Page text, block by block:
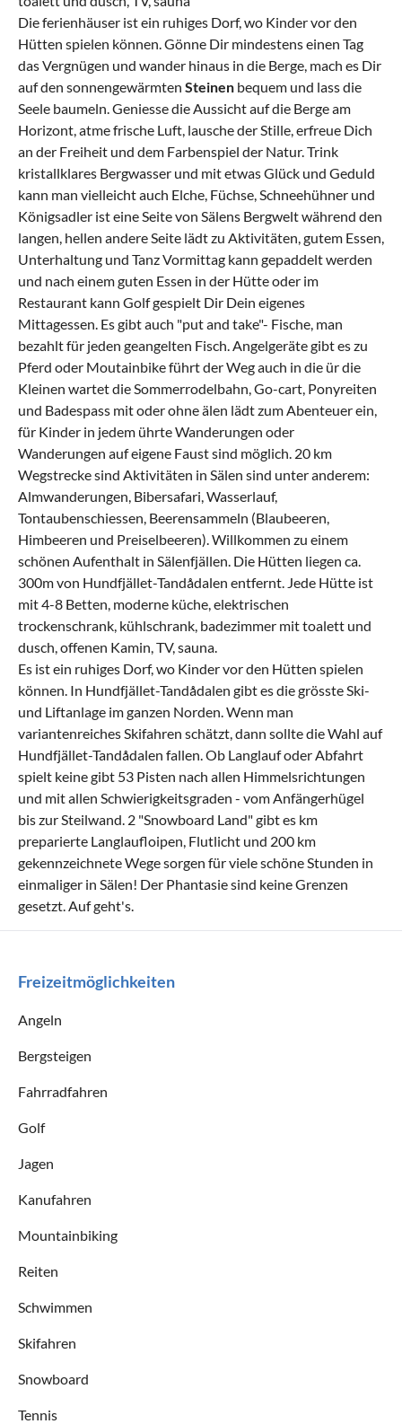
Die ferienhäuser ist ein ruhiges Dorf, wo Kinder vor den
Hütten spielen können. Gönne Dir mindestens einen Tag
das Vergnügen und wander hinaus in die Berge, mach es Dir
auf den sonnengewärmten Steinen bequem und lass die
Seele baumeln. Geniesse die Aussicht auf die Berge am
Horizont, atme frische Luft, lausche der Stille, erfreue Dich
an der Freiheit und dem Farbenspiel der Natur. Trink
kristallklares Bergwasser und mit etwas Glück und Geduld
kann man vielleicht auch Elche, Füchse, Schneehühner und
Königsadler ist eine Seite von Sälens Bergwelt während den
langen, hellen andere Seite lädt zu Aktivitäten, gutem Essen,
Unterhaltung und Tanz Vormittag kann gepaddelt werden
und nach einem guten Essen in der Hütte oder im
Restaurant kann Golf gespielt Dir Dein eigenes
Mittagessen. Es gibt auch "put and take"- Fische, man
bezahlt für jeden geangelten Fisch. Angelgeräte gibt es zu
Pferd oder Moutainbike führt der Weg auch in die ür die
Kleinen wartet die Sommerrodelbahn, Go-cart, Ponyreiten
und Badespass mit oder ohne älen lädt zum Abenteuer ein,
für Kinder in jedem ührte Wanderungen oder
Wanderungen auf eigene Faust sind möglich. 20 km
Wegstrecke sind Aktivitäten in Sälen sind unter anderem:
Almwanderungen, Bibersafari, Wasserlauf,
Tontaubenschiessen, Beerensammeln (Blaubeeren,
Himbeeren und Preiselbeeren). Willkommen zu einem
schönen Aufenthalt in Sälenfjällen. Die Hütten liegen ca.
300m von Hundfjället-Tandådalen entfernt. Jede Hütte ist
mit 4-8 Betten, moderne küche, elektrischen
trockenschrank, kühlschrank, badezimmer mit toalett und
dusch, offenen Kamin, TV, sauna.
Es ist ein ruhiges Dorf, wo Kinder vor den Hütten spielen
können. In Hundfjället-Tandådalen gibt es die grösste Ski-
und Liftanlage im ganzen Norden. Wenn man
variantenreiches Skifahren schätzt, dann sollte die Wahl auf
Hundfjället-Tandådalen fallen. Ob Langlauf oder Abfahrt
spielt keine gibt 53 Pisten nach allen Himmelsrichtungen
und mit allen Schwierigkeitsgraden - vom Anfängerhügel
bis zur Steilwand. 2 "Snowboard Land" gibt es km
preparierte Langlaufloipen, Flutlicht und 200 km
gekennzeichnete Wege sorgen für viele schöne Stunden in
einmaliger in Sälen! Der Phantasie sind keine Grenzen
gesetzt. Auf geht's.
Freizeitmöglichkeiten
Angeln
Bergsteigen
Fahrradfahren
Golf
Jagen
Kanufahren
Mountainbiking
Reiten
Schwimmen
Skifahren
Snowboard
Tennis